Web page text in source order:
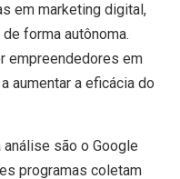
em marketing digital,
forma autônoma.
empreendedores em
aumentar a eficácia do
são o Google
programas coletam